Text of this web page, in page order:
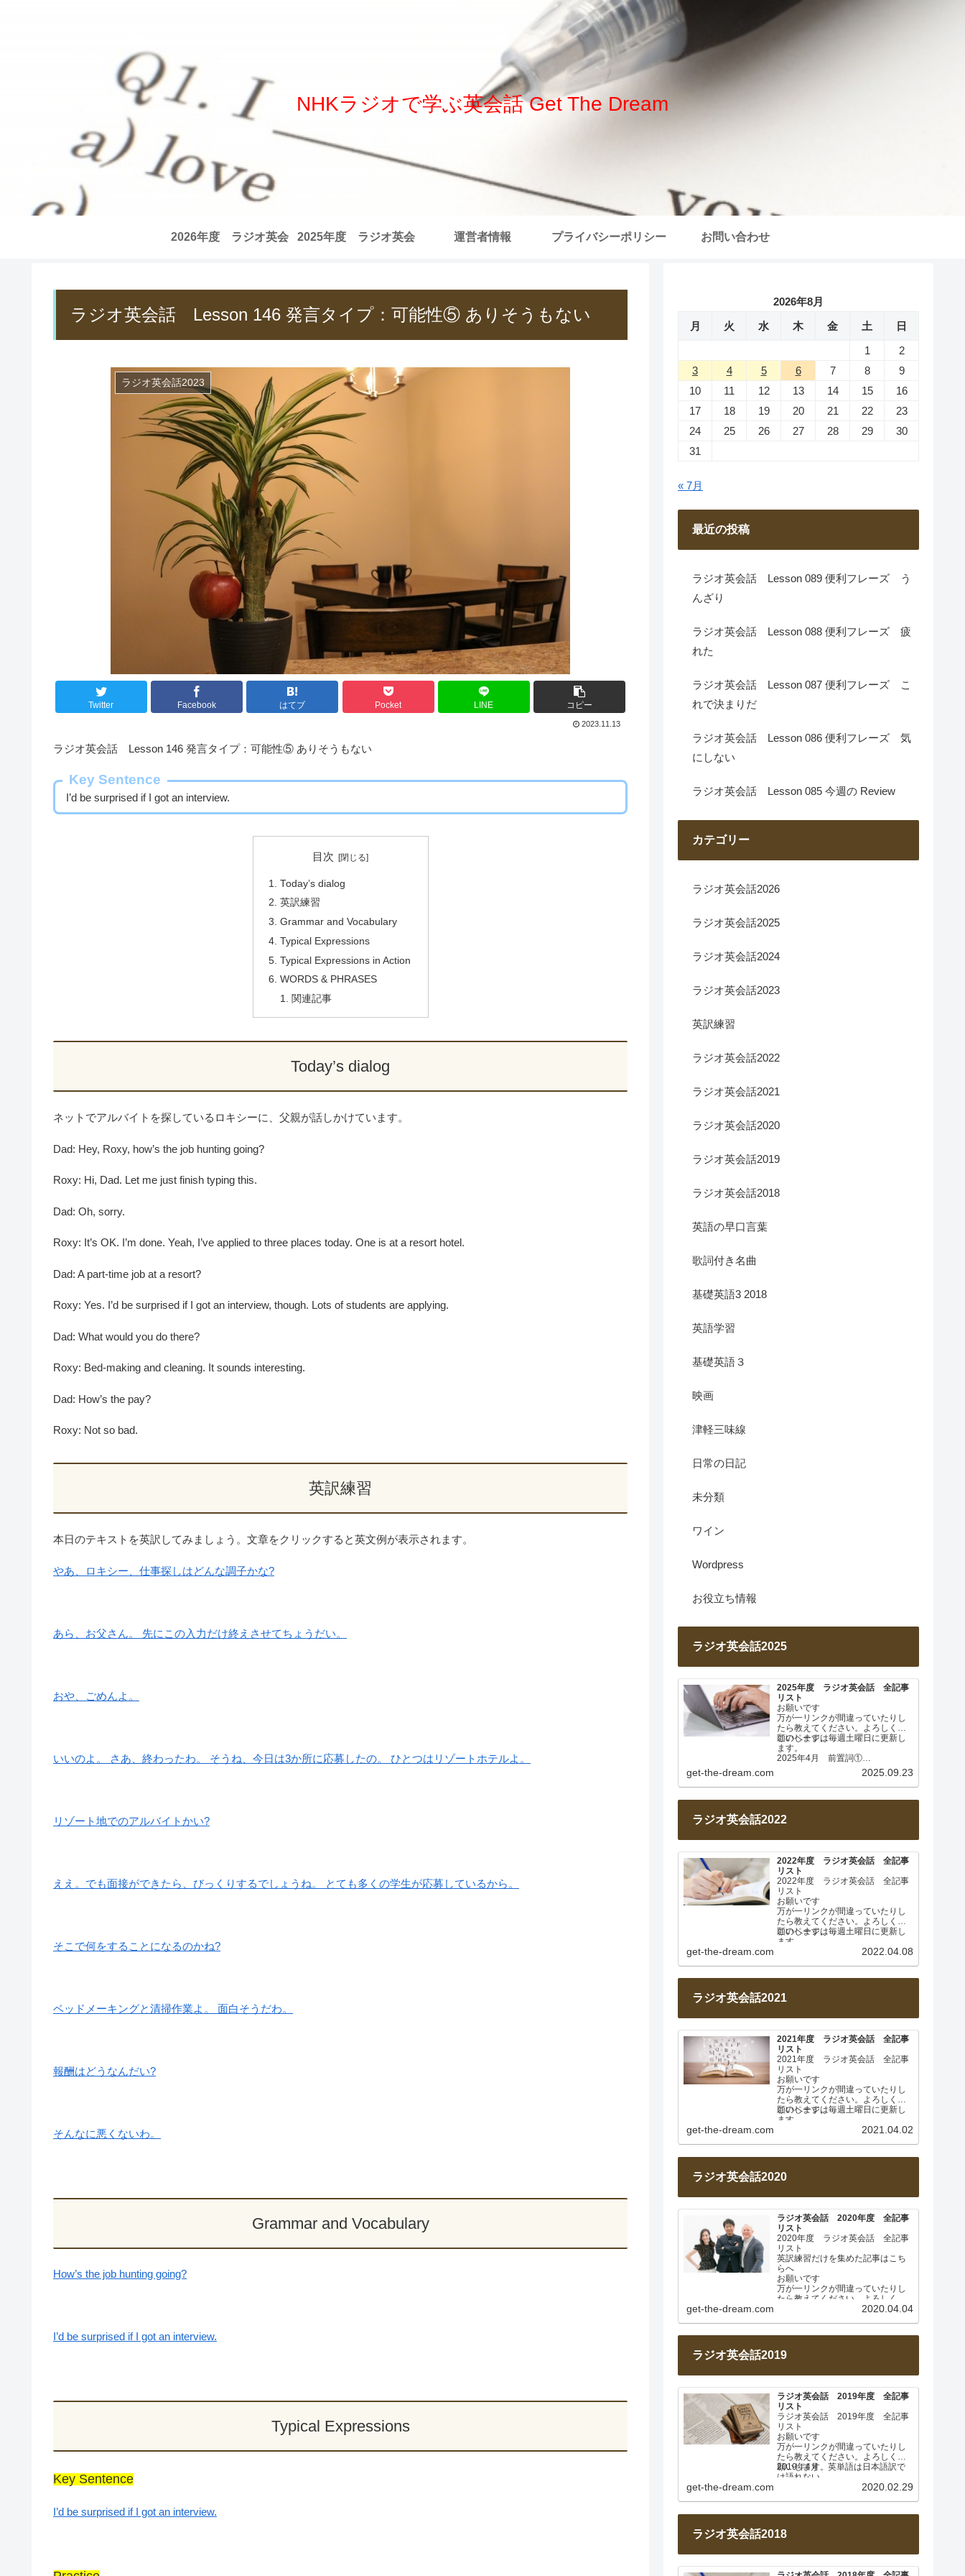
NHKラジオで学ぶ英会話 Get The Dream
2026年度 ラジオ英会 2025年度 ラジオ英会 運営者情報 プライバシーポリシー お問い合わせ
ラジオ英会話 Lesson 146 発言タイプ：可能性⑤ ありそうもない
ラジオ英会話2023
Twitter Facebook はてブ Pocket LINE コピー
2023.11.13
ラジオ英会話 Lesson 146 発言タイプ：可能性⑤ ありそうもない
Key Sentence
I’d be surprised if I got an interview.
目次
Today’s dialog
英訳練習
Grammar and Vocabulary
Typical Expressions
Typical Expressions in Action
WORDS & PHRASES
関連記事
Today’s dialog
ネットでアルバイトを探しているロキシーに、父親が話しかけています。
Dad: Hey, Roxy, how’s the job hunting going?
Roxy: Hi, Dad. Let me just finish typing this.
Dad: Oh, sorry.
Roxy: It’s OK. I’m done. Yeah, I’ve applied to three places today. One is at a resort hotel.
Dad: A part-time job at a resort?
Roxy: Yes. I’d be surprised if I got an interview, though. Lots of students are applying.
Dad: What would you do there?
Roxy: Bed-making and cleaning. It sounds interesting.
Dad: How’s the pay?
Roxy: Not so bad.
英訳練習
本日のテキストを英訳してみましょう。文章をクリックすると英文例が表示されます。
やあ、ロキシー、仕事探しはどんな調子かな?
あら、お父さん。 先にこの入力だけ終えさせてちょうだい。
おや、ごめんよ。
いいのよ。 さあ、終わったわ。 そうね、今日は3か所に応募したの。 ひとつはリゾートホテルよ。
リゾート地でのアルバイトかい?
ええ。でも面接ができたら、びっくりするでしょうね。 とても多くの学生が応募しているから。
そこで何をすることになるのかね?
ベッドメーキングと清掃作業よ。 面白そうだわ。
報酬はどうなんだい?
そんなに悪くないわ。
Grammar and Vocabulary
How’s the job hunting going?
I’d be surprised if I got an interview.
Typical Expressions
Key Sentence
I’d be surprised if I got an interview.
2026年8月
月
火 水 木 金 土
日
1
2
3
4 5 6 7 8
9
10
11 12 13 14 15
16
17
18 19 20 21 22
23
24
25 26 27 28 29
30
31
« 7月
最近の投稿
ラジオ英会話 Lesson 089 便利フレーズ う
んざり
ラジオ英会話 Lesson 088 便利フレーズ 疲
れた
ラジオ英会話 Lesson 087 便利フレーズ こ
れで決まりだ
ラジオ英会話 Lesson 086 便利フレーズ 気
にしない
ラジオ英会話 Lesson 085 今週の Review
カテゴリー
ラジオ英会話2026
ラジオ英会話2025
ラジオ英会話2024
ラジオ英会話2023
英訳練習
ラジオ英会話2022
ラジオ英会話2021
ラジオ英会話2020
ラジオ英会話2019
ラジオ英会話2018
英語の早口言葉
歌詞付き名曲
基礎英語3 2018
英語学習
基礎英語３
映画
津軽三味線
日常の日記
未分類
ワイン
Wordpress
お役立ち情報
ラジオ英会話2025
2025年度 ラジオ英会話 全記事
リスト
お願いです
万が一リンクが間違っていたりし
たら教えてください。よろしくお
願いします。
このページは毎週土曜日に更新し
ます。
2025年4月 前置詞①
Lesson 001 前置詞about
get-the-dream.com 2025.09.23
ラジオ英会話2022
2022年度 ラジオ英会話 全記事
リスト
2022年度 ラジオ英会話 全記事
リスト
お願いです
万が一リンクが間違っていたりし
たら教えてください。よろしくお
願いします。
このページは毎週土曜日に更新し
ます。
2022年4月 基本動詞① 日…
get-the-dream.com 2022.04.08
ラジオ英会話2021
2021年度 ラジオ英会話 全記事
リスト
2021年度 ラジオ英会話 全記事
リスト
お願いです
万が一リンクが間違っていたりし
たら教えてください。よろしくお
願いします。
このページは毎週土曜日に更新し
ます。
2021年4月 なぜ日本人は英…
get-the-dream.com 2021.04.02
ラジオ英会話2020
ラジオ英会話 2020年度 全記事
リスト
2020年度 ラジオ英会話 全記事
リスト
英訳練習だけを集めた記事はこち
らへ
お願いです
万が一リンクが間違っていたりし
たら教えてください。よろしくお
このページは毎週土曜日に更新し
get-the-dream.com 2020.04.04
ラジオ英会話2019
ラジオ英会話 2019年度 全記事
リスト
ラジオ英会話 2019年度 全記事
リスト
お願いです
万が一リンクが間違っていたりし
たら教えてください。よろしくお
願いします。
2019年4月 英単語は日本語訳で
は語れない
get-the-dream.com 2020.02.29
ラジオ英会話2018